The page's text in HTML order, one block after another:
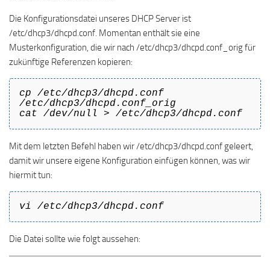
Die Konfigurationsdatei unseres DHCP Server ist
/etc/dhcp3/dhcpd.conf. Momentan enthält sie eine
Musterkonfiguration, die wir nach /etc/dhcp3/dhcpd.conf_orig für
zukünftige Referenzen kopieren:
cp /etc/dhcp3/dhcpd.conf
/etc/dhcp3/dhcpd.conf_orig
cat /dev/null > /etc/dhcp3/dhcpd.conf
Mit dem letzten Befehl haben wir /etc/dhcp3/dhcpd.conf geleert,
damit wir unsere eigene Konfiguration einfügen können, was wir
hiermit tun:
vi /etc/dhcp3/dhcpd.conf
Die Datei sollte wie folgt aussehen: